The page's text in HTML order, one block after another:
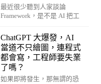
最近很少聽到人家談論
Framework，是不是 AI 把工
ChatGPT 大爆發，AI
當道不只繪圖，連程式
都會寫，工程師要失業
了嗎？
如果即將發生，那無謂的恐